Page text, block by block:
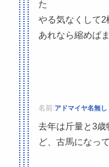
た
やる気なくして2
あれなら縮めば
名前:アドマイヤ名無し
去年は斤量と3歳
ど、古馬になっ